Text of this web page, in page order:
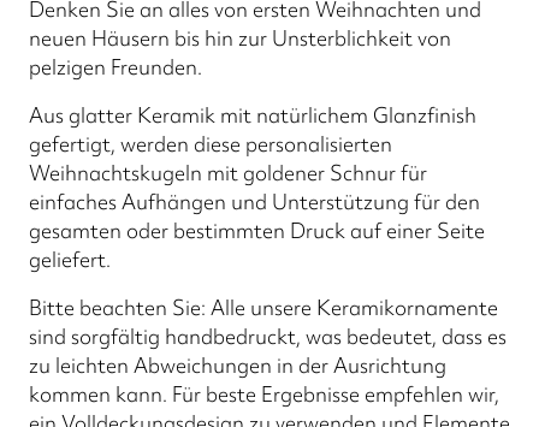
Denken Sie an alles von ersten Weihnachten und
neuen Häusern bis hin zur Unsterblichkeit von
pelzigen Freunden.
Aus glatter Keramik mit natürlichem Glanzfinish
gefertigt, werden diese personalisierten
Weihnachtskugeln mit goldener Schnur für
einfaches Aufhängen und Unterstützung für den
gesamten oder bestimmten Druck auf einer Seite
geliefert.
Bitte beachten Sie: Alle unsere Keramikornamente
sind sorgfältig handbedruckt, was bedeutet, dass es
zu leichten Abweichungen in der Ausrichtung
kommen kann. Für beste Ergebnisse empfehlen wir,